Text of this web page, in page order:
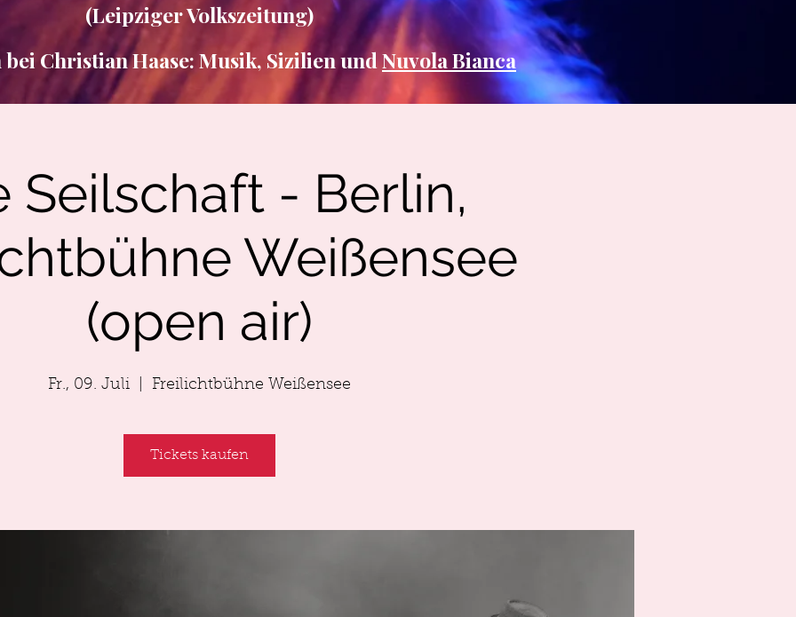
(Leipziger Volkszeitung)
Christian Haase: Musik, Sizilien undNuvola Bianca
Seilschaft - Berlin,
Weißensee
(open air)
Fr., 09. Juli
  |
Freilichtbühne Weißensee
Tickets kaufen